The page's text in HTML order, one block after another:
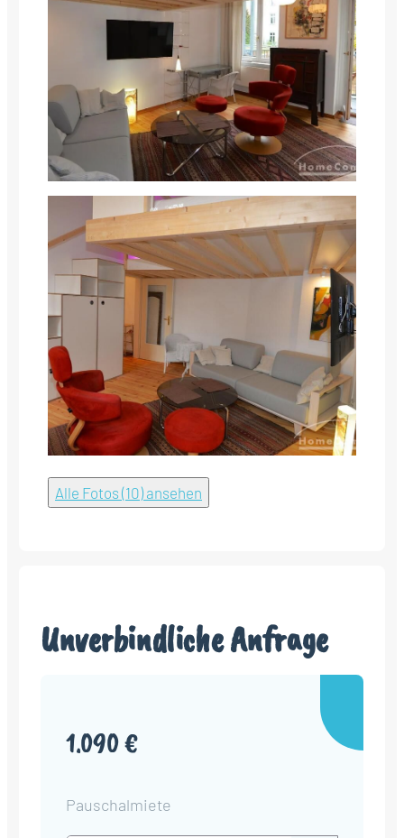
Alle Fotos (10) ansehen
Unverbindliche Anfrage
1.090 €
Pauschalmiete